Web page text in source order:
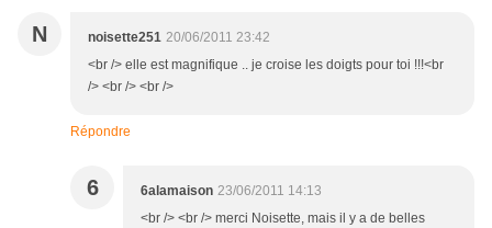
N noisette251 20/06/2011 23:42
<br /> elle est magnifique .. je croise les doigts pour toi !!!<br
/> <br /> <br />
Répondre
6 6alamaison 23/06/2011 14:13
<br /> <br /> merci Noisette, mais il y a de belles